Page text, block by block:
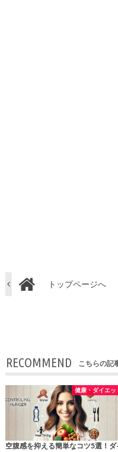
トップページへ
RECOMMEND こちらの記
健康・ダイエッ
空腹感を抑える簡単なコツ5選！ダ